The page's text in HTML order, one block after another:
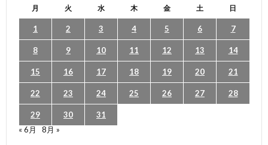
月 火 水 木 金 土 日
1 2 3 4 5 6 7
8 9 10 11 12 13 14
15 16 17 18 19 20 21
22 23 24 25 26 27 28
29 30
31
« 6月
8月 »